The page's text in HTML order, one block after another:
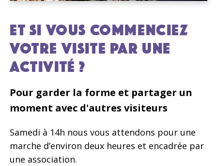
ET SI VOUS COMMENCIEZ
VOTRE VISITE PAR UNE
ACTIVITÉ ?
Pour garder la forme et partager un
moment avec d'autres visiteurs
Samedi à 14h nous vous attendons pour une
marche d’environ deux heures et encadrée par
une association.